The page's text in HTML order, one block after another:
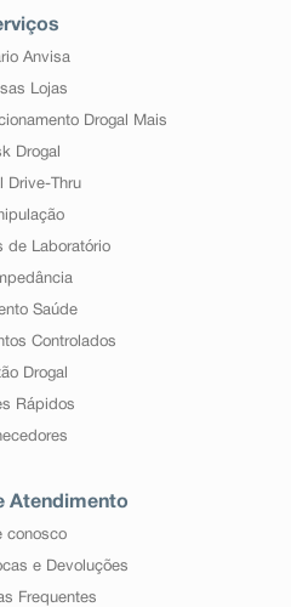
Anvisa
Lojas
Drogal Mais
Drogal
Drive-Thru
de Laboratório
Saúde
Controlados
Drogal
Rápidos
Atendimento
conosco
e Devoluções
Frequentes